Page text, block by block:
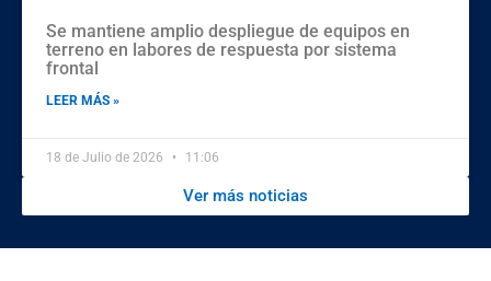
Se mantiene amplio despliegue de equipos en
terreno en labores de respuesta por sistema
frontal
LEER MÁS »
18 de Julio de 2026 11:06
Ver más noticias